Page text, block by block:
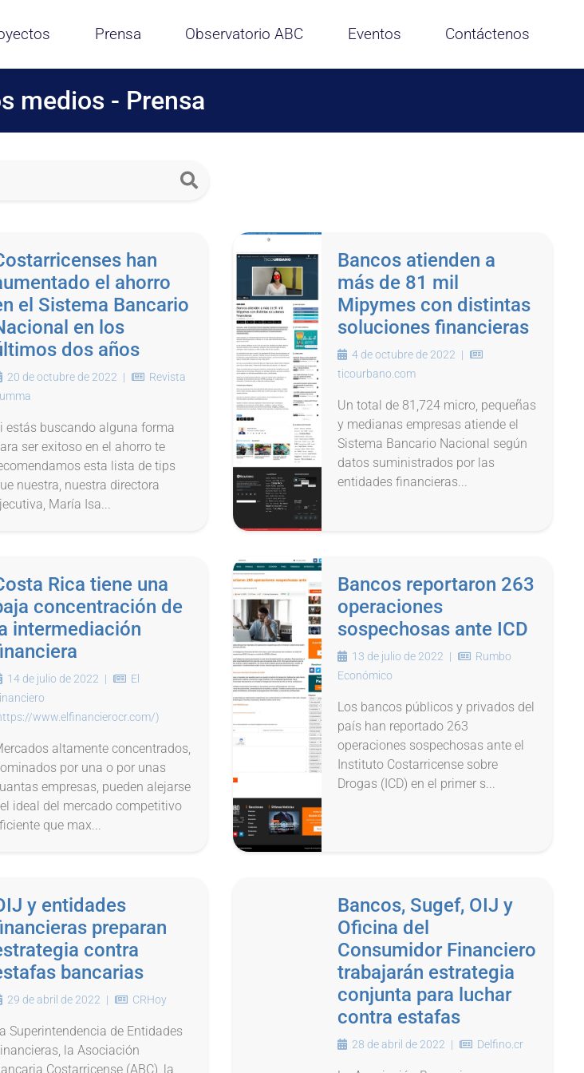
Prensa Observatorio ABC Eventos Contáctenos
medios - Prensa
han
el ahorro
el Sistema Bancario
en los
dos años
20 de octubre de 2022 |
Revista
estás buscando alguna forma
ser exitoso en el ahorro te
esta lista de tips
nuestra, nuestra directora
María Isa...
Bancos atienden a
más de 81 mil
Mipymes con distintas
soluciones financieras
4 de octubre de 2022 |
ticourbano.com
Un total de 81,724 micro, pequeñas
y medianas empresas atiende el
Sistema Bancario Nacional según
datos suministrados por las
entidades financieras...
Rica tiene una
concentración de
intermediación
14 de julio de 2022 |
El
www.elfinancierocr.com/)
altamente concentrados,
por una o por unas
empresas, pueden alejarse
ideal del mercado competitivo
que max...
Bancos reportaron 263
operaciones
sospechosas ante ICD
13 de julio de 2022 |
Rumbo
Económico
Los bancos públicos y privados del
país han reportado 263
operaciones sospechosas ante el
Instituto Costarricense sobre
Drogas (ICD) en el primer s...
y entidades
preparan
contra
bancarias
29 de abril de 2022 | CRHoy
Superintendencia de Entidades
la Asociación
Costarricense (ABC), la
Bancos, Sugef, OIJ y
Oficina del
Consumidor Financiero
trabajarán estrategia
conjunta para luchar
contra estafas
28 de abril de 2022 | Delfino.cr